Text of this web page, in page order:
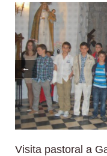
←
Visita pastoral a